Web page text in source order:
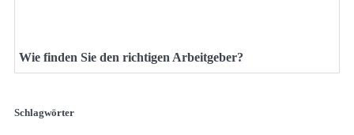
Wie finden Sie den richtigen Arbeitgeber?
Schlagwörter